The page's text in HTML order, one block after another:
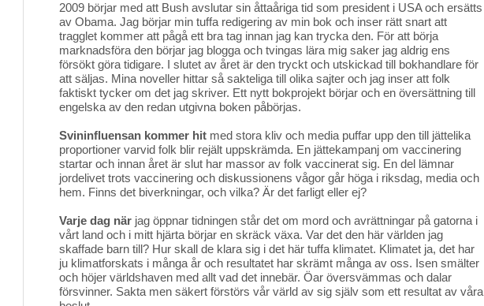
2009 börjar med att Bush avslutar sin åttaåriga tid som president i USA och ersätts
av Obama. Jag börjar min tuffa redigering av min bok och inser rätt snart att
tragglet kommer att pågå ett bra tag innan jag kan trycka den. För att börja
marknadsföra den börjar jag blogga och tvingas lära mig saker jag aldrig ens
försökt göra tidigare. I slutet av året är den tryckt och utskickad till bokhandlare för
att säljas. Mina noveller hittar så sakteliga till olika sajter och jag inser att folk
faktiskt tycker om det jag skriver. Ett nytt bokprojekt börjar och en översättning till
engelska av den redan utgivna boken påbörjas.
Svininfluensan kommer hit med stora kliv och media puffar upp den till jättelika
proportioner varvid folk blir rejält uppskrämda. En jättekampanj om vaccinering
startar och innan året är slut har massor av folk vaccinerat sig. En del lämnar
jordelivet trots vaccinering och diskussionens vågor går höga i riksdag, media och
hem. Finns det biverkningar, och vilka? Är det farligt eller ej?
Varje dag när jag öppnar tidningen står det om mord och avrättningar på gatorna i
vårt land och i mitt hjärta börjar en skräck växa. Var det den här världen jag
skaffade barn till? Hur skall de klara sig i det här tuffa klimatet. Klimatet ja, det har
ju klimatforskats i många år och resultatet har skrämt många av oss. Isen smälter
och höjer världshaven med allt vad det innebär. Öar översvämmas och dalar
försvinner. Sakta men säkert förstörs vår värld av sig själv som ett resultat av våra